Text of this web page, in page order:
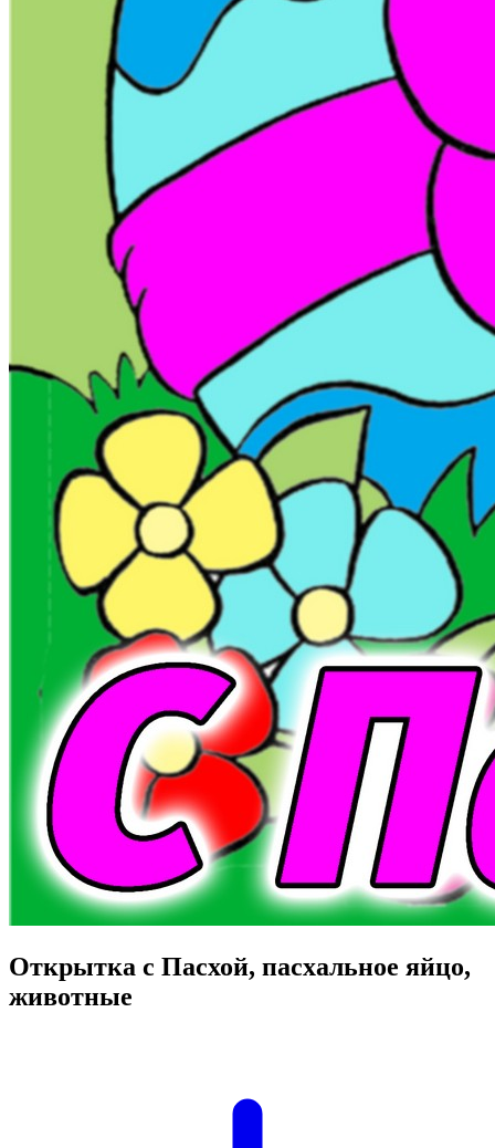
Открытка с Пасхой, пасхальное яйцо,
животные